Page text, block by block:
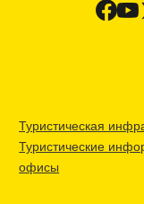
Туристическая
Туристические
офисы